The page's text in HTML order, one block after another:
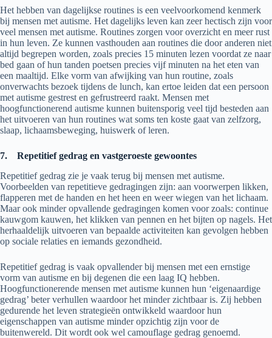
Het hebben van dagelijkse routines is een veelvoorkomend kenmerk
bij mensen met autisme. Het dagelijks leven kan zeer hectisch zijn voor
veel mensen met autisme. Routines zorgen voor overzicht en meer rust
in hun leven. Ze kunnen vasthouden aan routines die door anderen niet
altijd begrepen worden, zoals precies 15 minuten lezen voordat ze naar
bed gaan of hun tanden poetsen precies vijf minuten na het eten van
een maaltijd. Elke vorm van afwijking van hun routine, zoals
onverwachts bezoek tijdens de lunch, kan ertoe leiden dat een persoon
met autisme gestrest en gefrustreerd raakt. Mensen met
hoogfunctionerend autisme kunnen buitensporig veel tijd besteden aan
het uitvoeren van hun routines wat soms ten koste gaat van zelfzorg,
slaap, lichaamsbeweging, huiswerk of leren.
7.
Repetitief gedrag en vastgeroeste gewoontes
Repetitief gedrag zie je vaak terug bij mensen met autisme.
Voorbeelden van repetitieve gedragingen zijn: aan voorwerpen likken,
flapperen met de handen en het heen en weer wiegen van het lichaam.
Maar ook minder opvallende gedragingen komen voor zoals: continue
kauwgom kauwen, het klikken van pennen en het bijten op nagels. Het
herhaaldelijk uitvoeren van bepaalde activiteiten kan gevolgen hebben
op sociale relaties en iemands gezondheid.
Repetitief gedrag is vaak opvallender bij mensen met een ernstige
vorm van autisme en bij degenen die een laag IQ hebben.
Hoogfunctionerende mensen met autisme kunnen hun ‘eigenaardige
gedrag’ beter verhullen waardoor het minder zichtbaar is. Zij hebben
gedurende het leven strategieën ontwikkeld waardoor hun
eigenschappen van autisme minder opzichtig zijn voor de
buitenwereld. Dit wordt ook wel camouflage gedrag genoemd.